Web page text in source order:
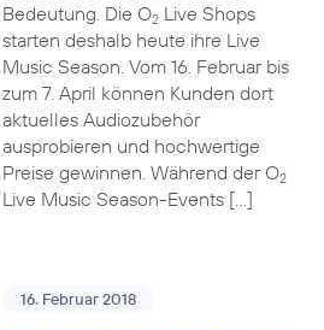
Bedeutung. Die O2Live Shops
starten deshalb heute ihre Live
Music Season. Vom 16. Februar bis
zum 7. April können Kunden dort
aktuelles Audiozubehör
ausprobieren und hochwertige
Preise gewinnen. Während der O2
Live Music Season-Events […]
16. Februar 2018